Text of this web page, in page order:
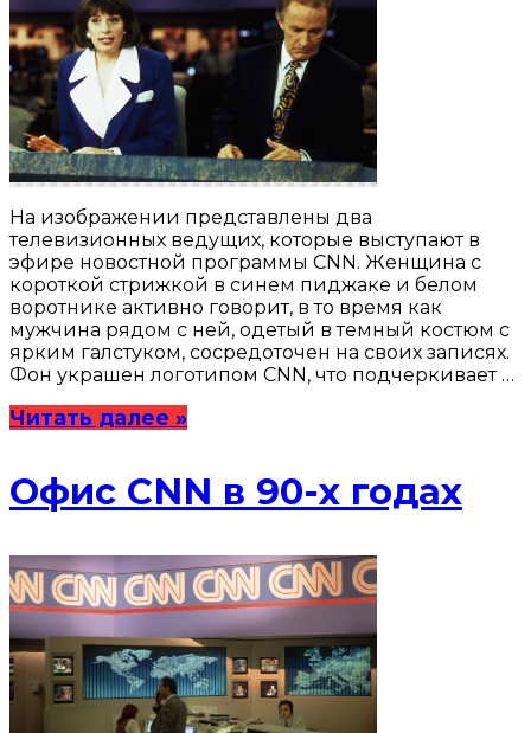
На изображении представлены два
телевизионных ведущих, которые выступают в
эфире новостной программы CNN. Женщина с
короткой стрижкой в синем пиджаке и белом
воротнике активно говорит, в то время как
мужчина рядом с ней, одетый в темный костюм с
ярким галстуком, сосредоточен на своих записях.
Фон украшен логотипом CNN, что подчеркивает …
Читать далее »
Офис CNN в 90-х годах